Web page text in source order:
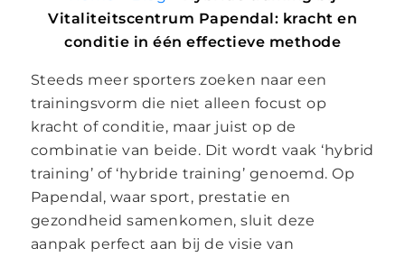
Vitaliteitscentrum Papendal: kracht en
conditie in één effectieve methode
Steeds meer sporters zoeken naar een
trainingsvorm die niet alleen focust op
kracht of conditie, maar juist op de
combinatie van beide. Dit wordt vaak ‘hybrid
training’ of ‘hybride training’ genoemd. Op
Papendal, waar sport, prestatie en
gezondheid samenkomen, sluit deze
aanpak perfect aan bij de visie van